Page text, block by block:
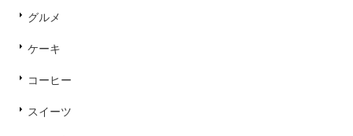
グルメ
ケーキ
コーヒー
スイーツ